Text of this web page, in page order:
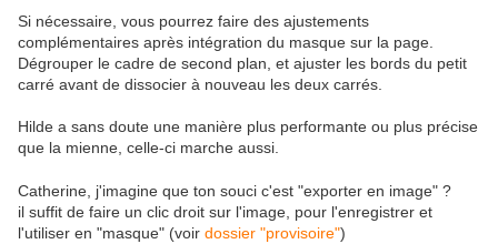
Si nécessaire, vous pourrez faire des ajustements
complémentaires après intégration du masque sur la page.
Dégrouper le cadre de second plan, et ajuster les bords du petit
carré avant de dissocier à nouveau les deux carrés.
Hilde a sans doute une manière plus performante ou plus précise
que la mienne, celle-ci marche aussi.
Catherine, j'imagine que ton souci c'est "exporter en image" ?
il suffit de faire un clic droit sur l'image, pour l'enregistrer et
l'utiliser en "masque" (voir dossier "provisoire")